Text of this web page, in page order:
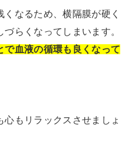
なるため、横隔膜が硬く
らくなってしまいます。
で血液の循環も良くなって
もリラックスさせましょ